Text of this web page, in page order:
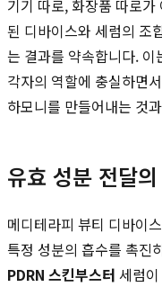
기기 따로, 화장품 따로
된 디바이스와 세럼의 조
는 결과를 약속합니다.
각자의 역할에 충실하면
하모니를 만들어내는 것
유효 성분 전달
메디테라피 뷰티 디바이
특정 성분의 흡수를 촉진
PDRN 스킨부스터 세럼